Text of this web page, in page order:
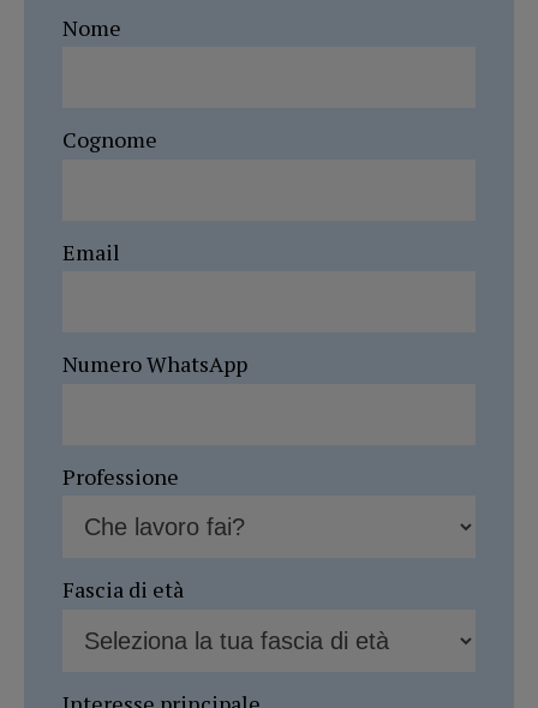
Nome
Cognome
Email
Numero WhatsApp
Professione
Fascia di età